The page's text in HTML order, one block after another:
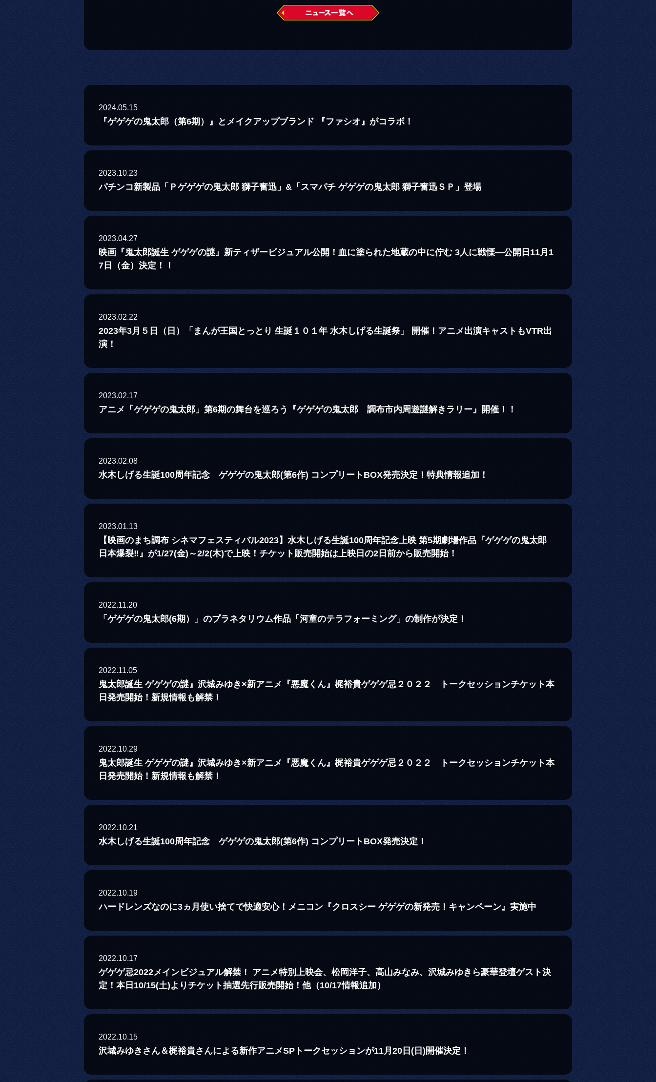
2024.05.15
『ゲゲゲの鬼太郎（第6期）』とメイクアップブランド 『ファシオ』がコラボ！
2023.10.23
パチンコ新製品「Ｐゲゲゲの鬼太郎 獅子奮迅」&「スマパチ ゲゲゲの鬼太郎 獅子奮迅ＳＰ」登場
2023.04.27
映画『鬼太郎誕生 ゲゲゲの謎』新ティザービジュアル公開！血に塗られた地蔵の中に佇む 3人に戦慄―公開日11月1
7日（金）決定！！
2023.02.22
2023年3月５日（日）「まんが王国とっとり 生誕１０１年 水木しげる生誕祭」 開催！アニメ出演キャストもVTR出
演！
2023.02.17
アニメ「ゲゲゲの鬼太郎」第6期の舞台を巡ろう『ゲゲゲの鬼太郎 調布市内周遊謎解きラリー』開催！！
2023.02.08
水木しげる生誕100周年記念 ゲゲゲの鬼太郎(第6作) コンプリートBOX発売決定！特典情報追加！
2023.01.13
【映画のまち調布 シネマフェスティバル2023】水木しげる生誕100周年記念上映 第5期劇場作品『ゲゲゲの鬼太郎
日本爆裂‼』が1/27(金)～2/2(木)で上映！チケット販売開始は上映日の2日前から販売開始！
2022.11.20
「ゲゲゲの鬼太郎(6期）」のプラネタリウム作品「河童のテラフォーミング」の制作が決定！
2022.11.05
鬼太郎誕生 ゲゲゲの謎』沢城みゆき×新アニメ『悪魔くん』梶裕貴ゲゲゲ忌２０２２ トークセッションチケット本
日発売開始！新規情報も解禁！
2022.10.29
鬼太郎誕生 ゲゲゲの謎』沢城みゆき×新アニメ『悪魔くん』梶裕貴ゲゲゲ忌２０２２ トークセッションチケット本
日発売開始！新規情報も解禁！
2022.10.21
水木しげる生誕100周年記念 ゲゲゲの鬼太郎(第6作) コンプリートBOX発売決定！
2022.10.19
ハードレンズなのに3ヵ月使い捨てで快適安心！メニコン『クロスシー ゲゲゲの新発売！キャンペーン』実施中
2022.10.17
ゲゲゲ忌2022メインビジュアル解禁！ アニメ特別上映会、松岡洋子、高山みなみ、沢城みゆきら豪華登壇ゲスト決
定！本日10/15(土)よりチケット抽選先行販売開始！他（10/17情報追加）
2022.10.15
沢城みゆきさん＆梶裕貴さんによる新作アニメSPトークセッションが11月20日(日)開催決定！